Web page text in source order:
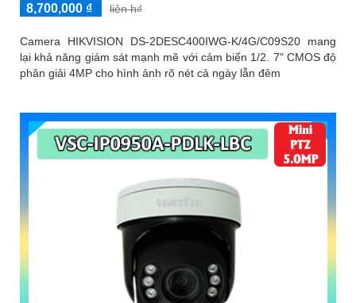
8,700,000 ₫ liên h₫
Camera HIKVISION DS-2DESC400IWG-K/4G/C09S20 mang
lại khả năng giám sát mạnh mẽ với cảm biến 1/2. 7" CMOS độ
phân giải 4MP cho hình ảnh rõ nét cả ngày lẫn đêm